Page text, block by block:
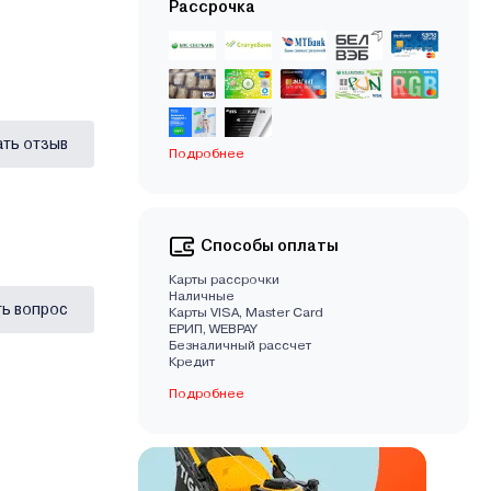
отзыв
вопрос
Рассрочка
Подробнее
Способы оплаты
Карты рассрочки
Наличные
Карты VISA, Master Card
EРИП, WEBPAY
Безналичный рассчет
Кредит
Подробнее